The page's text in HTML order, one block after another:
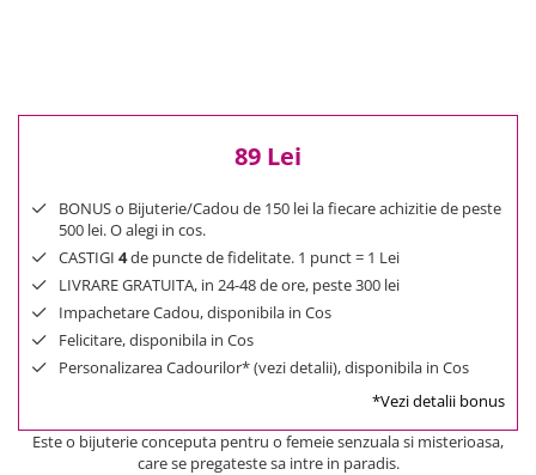
500 Lei - 1000 Lei
89 Lei
BONUS o Bijuterie/Cadou de 150 lei la fiecare achizitie de peste
500 lei. O alegi in cos.
CASTIGI 4de puncte de fidelitate. 1 punct = 1 Lei
LIVRARE GRATUITA, in 24-48 de ore, peste 300 lei
Impachetare Cadou, disponibila in Cos
Felicitare, disponibila in Cos
Personalizarea Cadourilor* (vezi detalii), disponibila in Cos
*Vezi detalii bonus
Este o bijuterie conceputa pentru o femeie senzuala si misterioasa,
care se pregateste sa intre in paradis.